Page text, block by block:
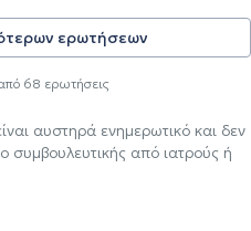
ερωτήσεων
68 ερωτήσεις
αυστηρά ενημερωτικό και δεν
από ιατρούς ή